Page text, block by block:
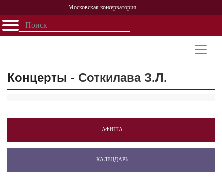
Московская консерватория
Открыть - закрыть
Персоналии
История
Концерты - Соткилава З.Л.
АФИША
КАЛЕНДАРЬ